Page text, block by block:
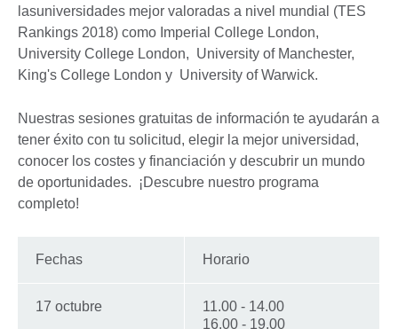
lasuniversidades mejor valoradas a nivel mundial (TES
Rankings 2018) como Imperial College London,
University College London, University of Manchester,
King's College London y University of Warwick.
Nuestras sesiones gratuitas de información te ayudarán a
tener éxito con tu solicitud, elegir la mejor universidad,
conocer los costes y financiación y descubrir un mundo
de oportunidades. ¡Descubre nuestro programa
completo!
Fechas Horario
17 octubre
11.00 - 14.00
16.00 - 19.00